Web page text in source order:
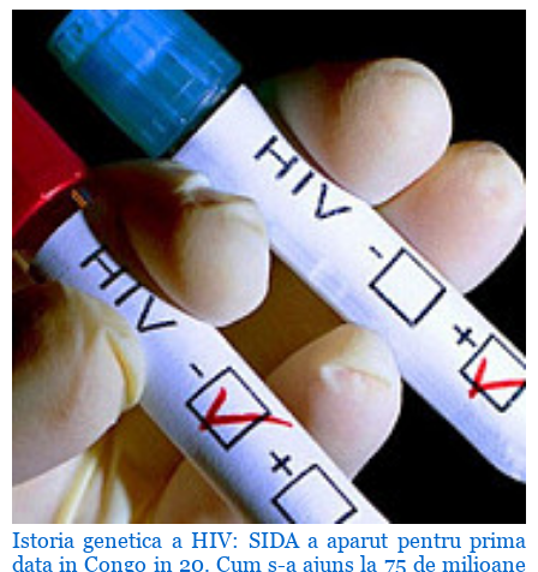
Istoria genetica a HIV: SIDA a aparut pentru prima
data in Congo in 20. Cum s-a ajuns la 75 de milioane